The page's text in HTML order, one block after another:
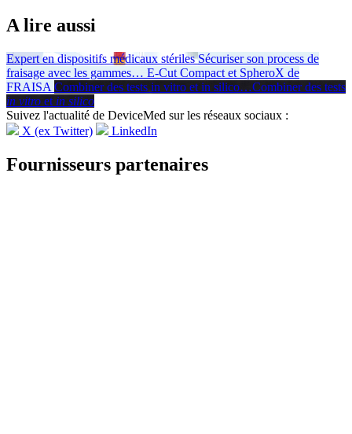
A lire aussi
Expert en dispositifs médicaux stériles Sécuriser son process de
fraisage avec les gammes… E-Cut Compact et SpheroX de
FRAISA Combiner des tests in vitro et in silico…Combiner des tests
in vitro et in silico
Suivez l'actualité de DeviceMed sur les réseaux sociaux :
X (ex Twitter)
LinkedIn
Fournisseurs partenaires